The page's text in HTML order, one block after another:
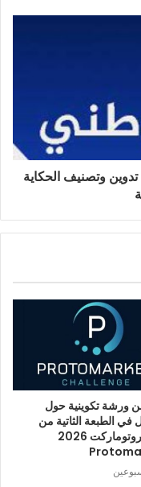
وتصنيف الحكاية
ورشة تكوينية حول
في الطبعة الثاتية من
تحدي بروتوماركت 2026